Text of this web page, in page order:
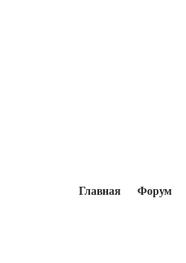
Главная Форум